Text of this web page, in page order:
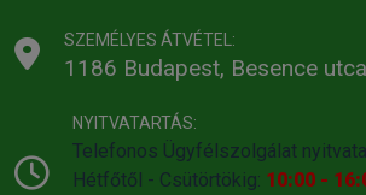
SZEMÉLYES ÁTVÉTEL:
1186 Budapest, Besence
NYITVATARTÁS:
Telefonos Ügyfélszolgálat
Hétfőtől - Csütörtökig: 10:00 -